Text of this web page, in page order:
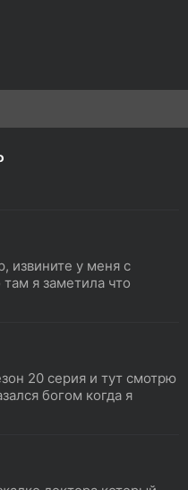
извините у меня с
я заметила что
20 серия и тут смотрю
богом когда я